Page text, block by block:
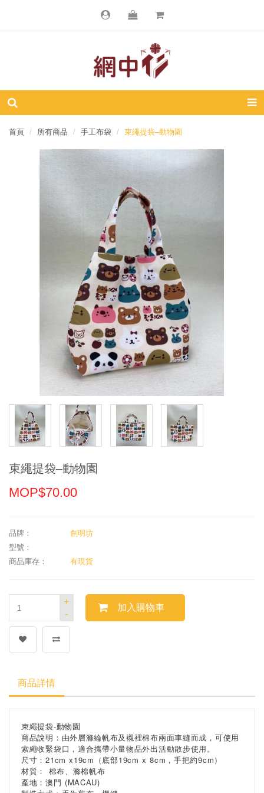
首頁 所有商品 手工布袋 束繩提袋–動物園
束繩提袋–動物園
MOP$70.00
品牌：
創明坊
型號：
商品庫存：
有現貨
-
+
加入購物車
商品詳情
束繩提袋-動物園
商品說明：由外層滌綸帆布及襯裡棉布兩面車縫而成，可使用
索繩收緊袋口，適合攜帶小量物品外出活動散步使用。
尺寸：21cm x19cm（底部19cm x 8cm，手把約9cm）
材質： 棉布、滌棉帆布
產地：澳門 (MACAU)